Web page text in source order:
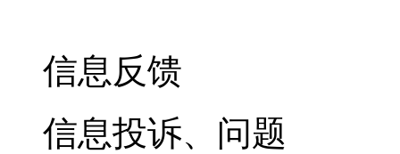
信息反馈
信息投诉、问题